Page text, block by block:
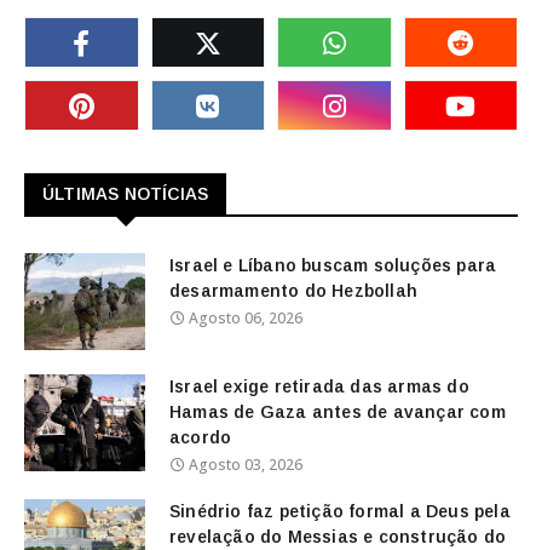
ÚLTIMAS NOTÍCIAS
Israel e Líbano buscam soluções para
desarmamento do Hezbollah
Agosto 06, 2026
Israel exige retirada das armas do
Hamas de Gaza antes de avançar com
acordo
Agosto 03, 2026
Sinédrio faz petição formal a Deus pela
revelação do Messias e construção do